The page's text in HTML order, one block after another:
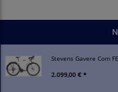
Stevens Gavere Com
2.099,00 € *